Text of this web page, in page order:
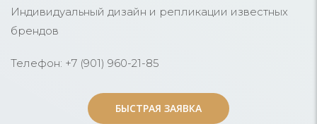
Индивидуальный дизайн и репликации известных
брендов
Телефон: +7 (901) 960-21-85
БЫСТРАЯ ЗАЯВКА
БЫСТРАЯ ЗАЯВКА